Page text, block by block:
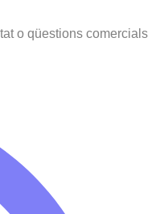
o qüestions comercials